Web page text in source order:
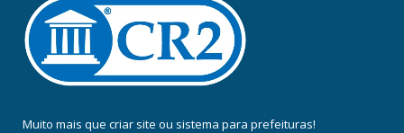
Muito mais que criar site ou sistema para prefeituras!